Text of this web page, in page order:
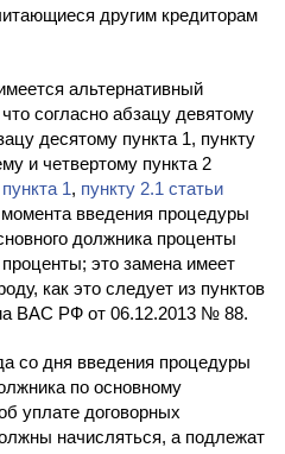
другим кредиторам
альтернативный
согласно абзацу девятому
десятому пункта 1, пункту
и четвертому пункта 2
пункта 1, пункту 2.1 статьи
введения процедуры
должника проценты
это замена имеет
как это следует из пунктов
ВАС РФ от 06.12.2013 № 88.
со дня введения процедуры
по основному
уплате договорных
начисляться, а подлежат